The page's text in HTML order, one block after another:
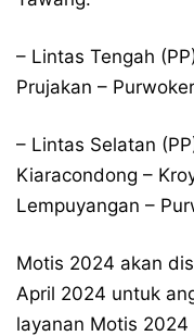
– Lintas Tengah
Prujakan –
– Lintas Selatan
Kiaracondong –
Lempuyangan –
Motis 2024 akan
April 2024 untuk
layanan Motis